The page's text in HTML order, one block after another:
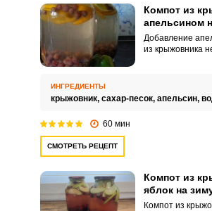
Компот из
апельсином
Добавление
из крыжовника
плодов: чем их
насыщеннее.
ИНГРЕДИЕНТЫ
крыжовник, сахар-песок, апельсин,
60 мин
СМОТРЕТЬ РЕЦЕПТ
Компот из
яблок на
Компот из